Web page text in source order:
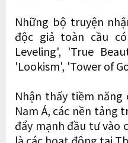
Những bộ truyện
độc giả toàn cầu
Leveling', 'True
'Lookism', 'Tower of
Nhận thấy tiềm
Nam Á, các nền tảng
đẩy mạnh đầu tư vào
là các hoạt động tại